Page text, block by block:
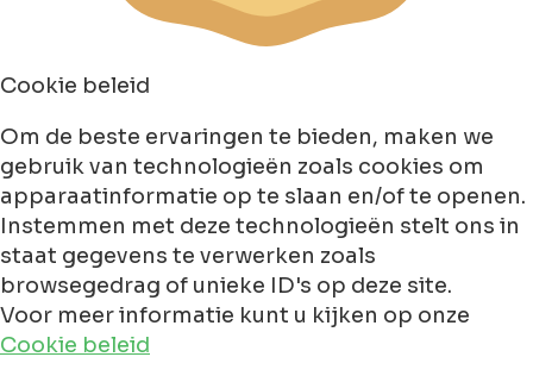
Cookie beleid
Om de beste ervaringen te bieden, maken we
gebruik van technologieën zoals cookies om
apparaatinformatie op te slaan en/of te openen.
Instemmen met deze technologieën stelt ons in
staat gegevens te verwerken zoals
browsegedrag of unieke ID's op deze site.
Voor meer informatie kunt u kijken op onze
Cookie beleid